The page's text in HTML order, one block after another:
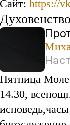
Сайт: https://
Пятница
14.30,